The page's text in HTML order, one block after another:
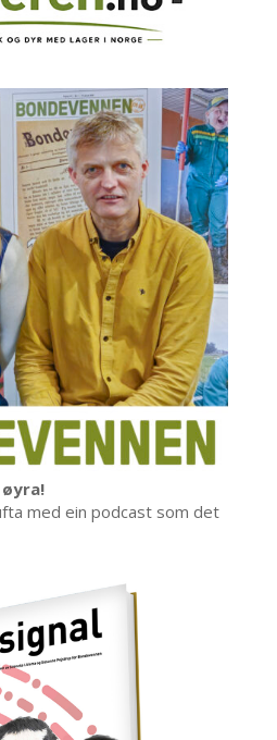
øyra!
med ein podcast som det